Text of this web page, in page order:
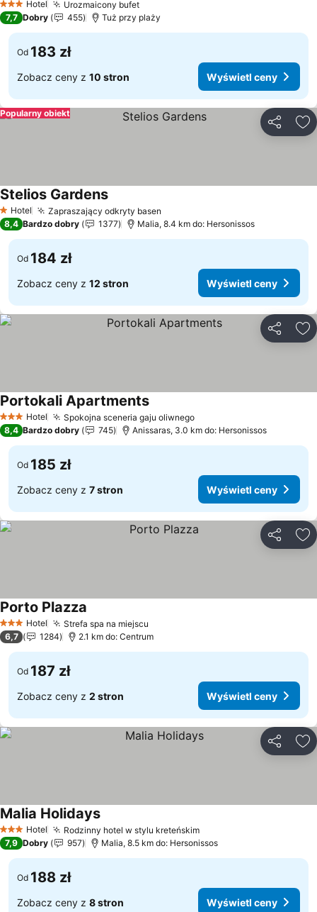
3 Kategoria
Hotel Urozmaicony bufetWyświetl ceny
7,7 Dobry 455 Tuż przy plaży
Od 183 zł
Zobacz ceny z 10 stron Wyświetl ceny
Popularny obiekt
1 Kategoria
Hotel Zapraszający odkryty basen
Stelios GardensWyświetl ceny
8,4 Bardzo dobry 1377 Malia, 8.4 km do: Hersonissos
Od 184 zł
Zobacz ceny z 12 stron Wyświetl ceny
3 Kategoria
Hotel Spokojna sceneria gaju oliwnegoWyświetl ceny
Portokali ApartmentsWyświetl ceny
8,4 Bardzo dobry 745 Anissaras, 3.0 km do: Hersonissos
Od 185 zł
Zobacz ceny z 7 stron Wyświetl ceny
3 Kategoria
Hotel Strefa spa na miejscu
Porto Plazza
6,7 1284 2.1 km do: Centrum
Od 187 zł
Zobacz ceny z 2 stron Wyświetl ceny
3 Kategoria
Hotel Rodzinny hotel w stylu kreteńskimWyświetl ceny
Malia HolidaysWyświetl ceny
7,9 Dobry 957 Malia, 8.5 km do: Hersonissos
Od 188 zł
Zobacz ceny z 8 stron Wyświetl ceny